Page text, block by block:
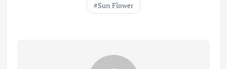
Sun Flower